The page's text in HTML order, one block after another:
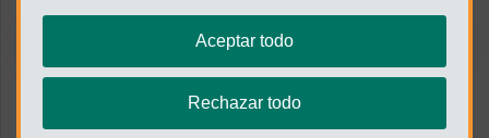
Ver el mapa en Google Maps
en"configurar cookies".
Te recordamos que puedes modificar tus ajustes de
cookies en cualquier momento en la sección
Aceptar todo
Rechazar todo